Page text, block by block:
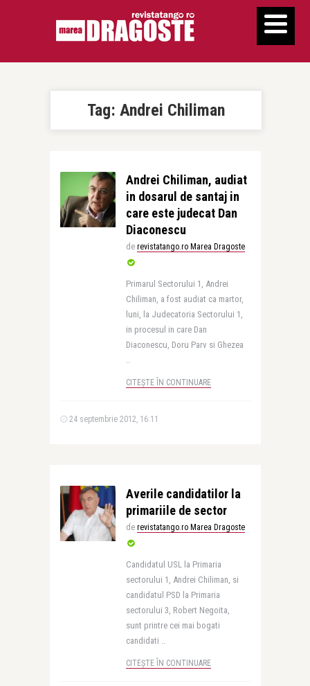
Tag: Andrei Chiliman
Andrei Chiliman, audiat
in dosarul de santaj in
care este judecat Dan
Diaconescu
de revistatango.ro Marea Dragoste
Primarul Sectorului 1, Andrei
Chiliman, a fost audiat ca martor,
luni, la Judecatoria Sectorului 1,
in procesul in care Dan
Diaconescu, Doru Parv si Ghezea
..
CITEȘTE ÎN CONTINUARE
24 septembrie 2012, 16:11
Averile candidatilor la
primariile de sector
de revistatango.ro Marea Dragoste
Candidatul USL la Primaria
sectorului 1, Andrei Chiliman, si
candidatul PSD la Primaria
sectorului 3, Robert Negoita,
sunt printre cei mai bogati
candidati ..
CITEȘTE ÎN CONTINUARE